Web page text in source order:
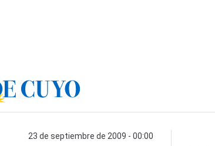
23 de septiembre de 2009 - 00:00